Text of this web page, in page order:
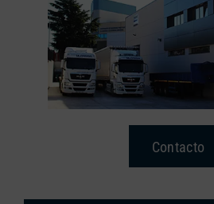
Contacto